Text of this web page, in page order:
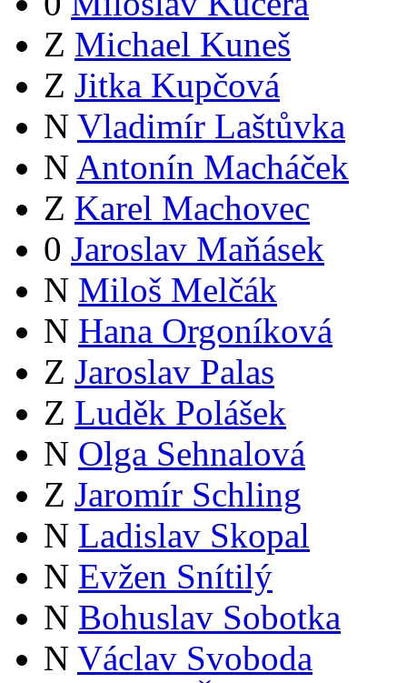
Z Michael Kuneš
Z Jitka Kupčová
N Vladimír Laštůvka
N Antonín Macháček
Z Karel Machovec
0 Jaroslav Maňásek
N Miloš Melčák
N Hana Orgoníková
Z Jaroslav Palas
Z Luděk Polášek
N Olga Sehnalová
Z Jaromír Schling
N Ladislav Skopal
N Evžen Snítilý
N Bohuslav Sobotka
N Václav Svoboda